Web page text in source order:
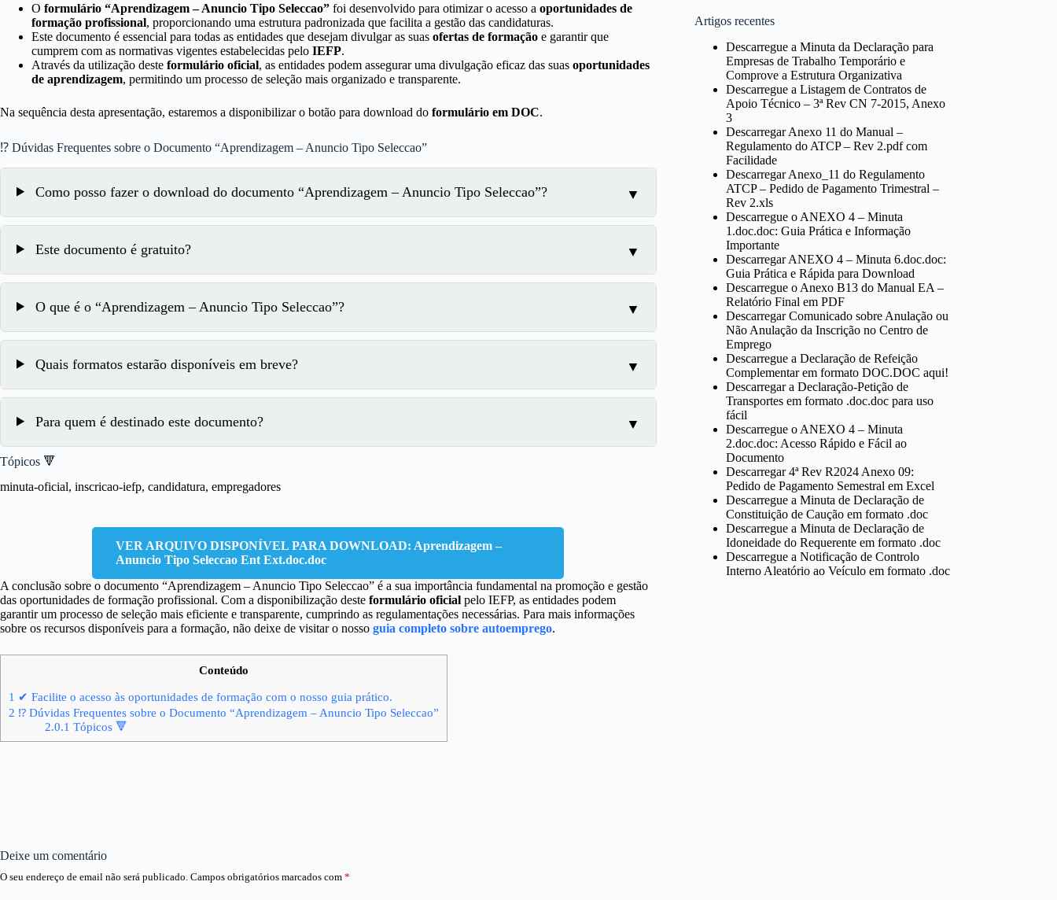
O formulário “Aprendizagem – Anuncio Tipo Seleccao” foi desenvolvido para otimizar o acesso a oportunidades de
formação profissional, proporcionando uma estrutura padronizada que facilita a gestão das candidaturas.
Este documento é essencial para todas as entidades que desejam divulgar as suas ofertas de formação e garantir que
cumprem com as normativas vigentes estabelecidas pelo IEFP.
Através da utilização deste formulário oficial, as entidades podem assegurar uma divulgação eficaz das suas oportunidades
de aprendizagem, permitindo um processo de seleção mais organizado e transparente.
Na sequência desta apresentação, estaremos a disponibilizar o botão para download do formulário em DOC.
⁉ Dúvidas Frequentes sobre o Documento “Aprendizagem – Anuncio Tipo Seleccao”
Como posso fazer o download do documento “Aprendizagem – Anuncio Tipo Seleccao”?
Este documento é gratuito?
O que é o “Aprendizagem – Anuncio Tipo Seleccao”?
Quais formatos estarão disponíveis em breve?
Para quem é destinado este documento?
Tópicos 🔻
minuta-oficial, inscricao-iefp, candidatura, empregadores
VER ARQUIVO DISPONÍVEL PARA DOWNLOAD: Aprendizagem –
Anuncio Tipo Seleccao Ent Ext.doc.doc
A conclusão sobre o documento “Aprendizagem – Anuncio Tipo Seleccao” é a sua importância fundamental na promoção e gestão
das oportunidades de formação profissional. Com a disponibilização deste formulário oficial pelo IEFP, as entidades podem
garantir um processo de seleção mais eficiente e transparente, cumprindo as regulamentações necessárias. Para mais informações
sobre os recursos disponíveis para a formação, não deixe de visitar o nosso guia completo sobre autoemprego.
Conteúdo
1 ✔ Facilite o acesso às oportunidades de formação com o nosso guia prático.
2 ⁉ Dúvidas Frequentes sobre o Documento “Aprendizagem – Anuncio Tipo Seleccao”
2.0.1 Tópicos 🔻
Artigos recentes
Descarregue a Minuta da Declaração para
Empresas de Trabalho Temporário e
Comprove a Estrutura Organizativa
Descarregue a Listagem de Contratos de
Apoio Técnico – 3ª Rev CN 7-2015, Anexo
3
Descarregar Anexo 11 do Manual –
Regulamento do ATCP – Rev 2.pdf com
Facilidade
Descarregar Anexo_11 do Regulamento
ATCP – Pedido de Pagamento Trimestral –
Rev 2.xls
Descarregue o ANEXO 4 – Minuta
1.doc.doc: Guia Prática e Informação
Importante
Descarregar ANEXO 4 – Minuta 6.doc.doc:
Guia Prática e Rápida para Download
Descarregue o Anexo B13 do Manual EA –
Relatório Final em PDF
Descarregar Comunicado sobre Anulação ou
Não Anulação da Inscrição no Centro de
Emprego
Descarregue a Declaração de Refeição
Complementar em formato DOC.DOC aqui!
Descarregar a Declaração-Petição de
Transportes em formato .doc.doc para uso
fácil
Descarregue o ANEXO 4 – Minuta
2.doc.doc: Acesso Rápido e Fácil ao
Documento
Descarregar 4ª Rev R2024 Anexo 09:
Pedido de Pagamento Semestral em Excel
Descarregue a Minuta de Declaração de
Constituição de Caução em formato .doc
Descarregue a Minuta de Declaração de
Idoneidade do Requerente em formato .doc
Descarregue a Notificação de Controlo
Interno Aleatório ao Veículo em formato .doc
Deixe um comentário
O seu endereço de email não será publicado. Campos obrigatórios marcados com *